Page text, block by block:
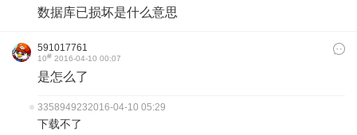
数据库已损坏是什么意思
591017761
10# 2016-04-10 00:07
是怎么了
3358949232016-04-10 05:29
下载不了